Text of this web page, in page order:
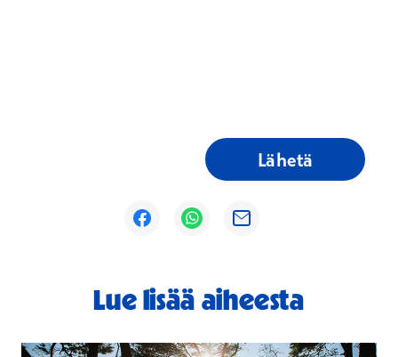
Lähetä
Avautuu uuteen ikkunaan
Avautuu uuteen ikkunaan
Avautuu uuteen ikkunaan
Lue lisää aiheesta